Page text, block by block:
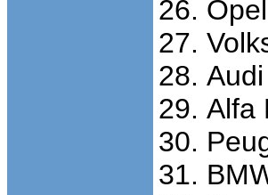
Alfa